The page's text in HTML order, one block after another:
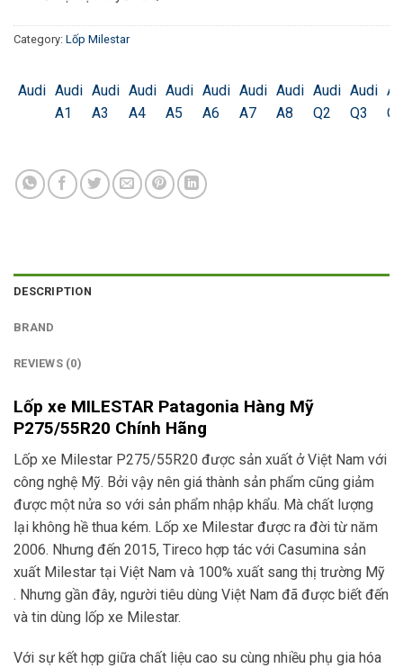
Category: Lốp Milestar
Audi Audi
A1
Audi
A3
Audi
A4
Audi
A5
Audi
A6
Audi
A7
Audi
A8
Audi
Q2
Audi
Q3
DESCRIPTION
BRAND
REVIEWS (0)
Lốp xe MILESTAR Patagonia Hàng Mỹ
P275/55R20 Chính Hãng
Lốp xe Milestar P275/55R20 được sản xuất ở Việt Nam với
công nghệ Mỹ. Bởi vậy nên giá thành sản phẩm cũng giảm
được một nửa so với sản phẩm nhập khẩu. Mà chất lượng
lại không hề thua kém. Lốp xe Milestar được ra đời từ năm
2006. Nhưng đến 2015, Tireco hợp tác với Casumina sản
xuất Milestar tại Việt Nam và 100% xuất sang thị trường Mỹ
. Nhưng gần đây, người tiêu dùng Việt Nam đã được biết đến
và tin dùng lốp xe Milestar.
Với sự kết hợp giữa chất liệu cao su cùng nhiều phụ gia hóa